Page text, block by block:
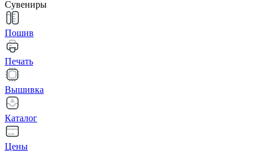
Сувениры
Пошив
Печать
Вышивка
Каталог
Цены